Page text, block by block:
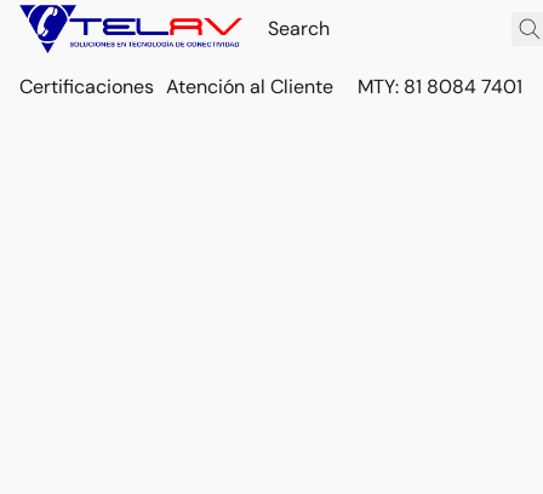
Certificaciones Atención al Cliente MTY: 81 8084 7401